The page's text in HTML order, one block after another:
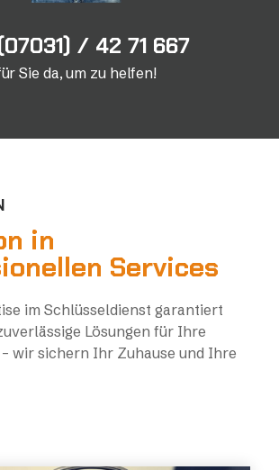
/ 42 71 667
Sie da, um zu helfen!
in
Services
im Schlüsseldienst garantiert
Lösungen für Ihre
wir sichern Ihr Zuhause und Ihre